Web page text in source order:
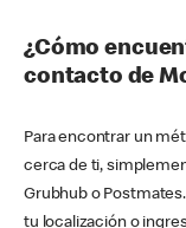
¿Cómo
contacto de
Para encontrar un
cerca de ti,
Grubhub o
tu localización o